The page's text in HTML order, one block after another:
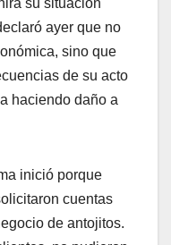
su situación
ayer que no
sino que
de su acto
haciendo daño a
inició porque
cuentas
de antojitos.